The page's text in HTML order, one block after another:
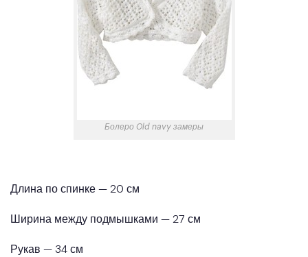
Болеро Old navy замеры
Длина по спинке — 20 см
Ширина между подмышками — 27 см
Рукав — 34 см